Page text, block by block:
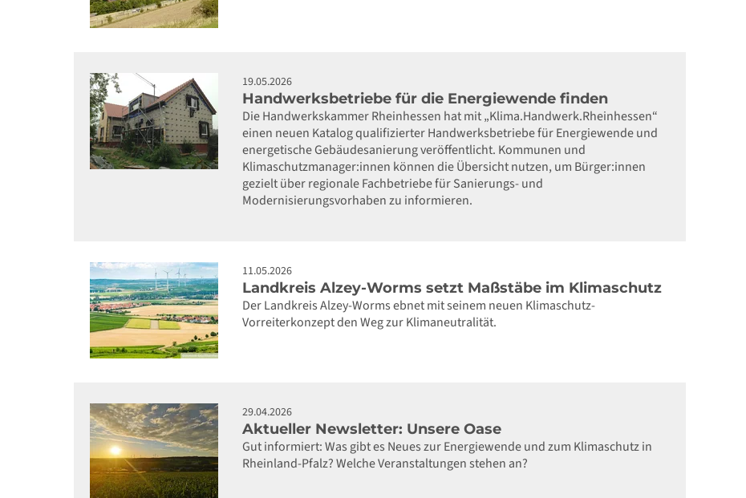
19.05.2026
Handwerksbetriebe für die Energiewende finden
Die Handwerkskammer Rheinhessen hat mit „Klima.Handwerk.Rheinhessen“
einen neuen Katalog qualifizierter Handwerksbetriebe für Energiewende und
energetische Gebäudesanierung veröffentlicht. Kommunen und
Klimaschutzmanager:innen können die Übersicht nutzen, um Bürger:innen
gezielt über regionale Fachbetriebe für Sanierungs- und
Modernisierungsvorhaben zu informieren.
11.05.2026
Landkreis Alzey-Worms setzt Maßstäbe im Klimaschutz
Der Landkreis Alzey-Worms ebnet mit seinem neuen Klimaschutz-
Vorreiterkonzept den Weg zur Klimaneutralität.
29.04.2026
Aktueller Newsletter: Unsere Oase
Gut informiert: Was gibt es Neues zur Energiewende und zum Klimaschutz in
Rheinland-Pfalz? Welche Veranstaltungen stehen an?